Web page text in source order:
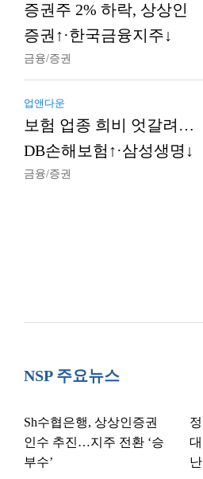
증권주 2% 하락, 상상인
증권↑·한국금융지주↓
금융/증권
업앤다운
보험 업종 희비 엇갈려…
DB손해보험↑·삼성생명↓
금융/증권
NSP 주요뉴스
Sh수협은행, 상상인증권
인수 추진…지주 전환 ‘승
부수’